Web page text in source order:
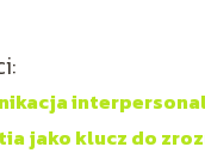
jako klucz do